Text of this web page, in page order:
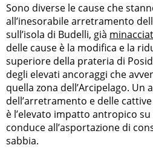
Sono diverse le cause che
all’inesorabile arretramento
sull’isola di Budelli, già
delle cause è la modifica e la
superiore della prateria di
degli elevati ancoraggi che
quella zona dell’Arcipelago. Un
dell’arretramento e delle
è l’elevato impatto antropico
conduce all’asportazione di
sabbia.